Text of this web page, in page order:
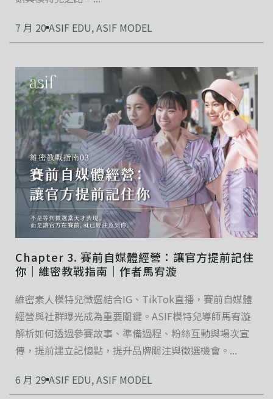
7 月 20 ASIF EDU,ASIF MODEL
Chapter 3. 賽前自媒體經營：讓官方提前記住
你｜維密教戰指南｜作者馬宥漩
維密素人模特兒徵選結合IG、TikTok直播，賽前自媒體
經營與社群曝光成為重要關鍵。ASIF模特兒導師馬宥漩
解析如何透過參賽故事、準備過程、粉絲互動與場次宣
傳，提前建立記憶點，提升品牌關注與徵選機會。...
6 月 29 ASIF EDU,ASIF MODEL